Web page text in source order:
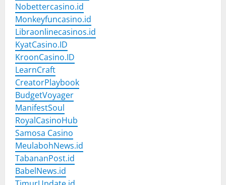
Nobettercasino.id
Monkeyfuncasino.id
Libraonlinecasinos.id
KyatCasino.ID
KroonCasino.ID
LearnCraft
CreatorPlaybook
BudgetVoyager
ManifestSoul
RoyalCasinoHub
Samosa Casino
MeulabohNews.id
TabananPost.id
BabelNews.id